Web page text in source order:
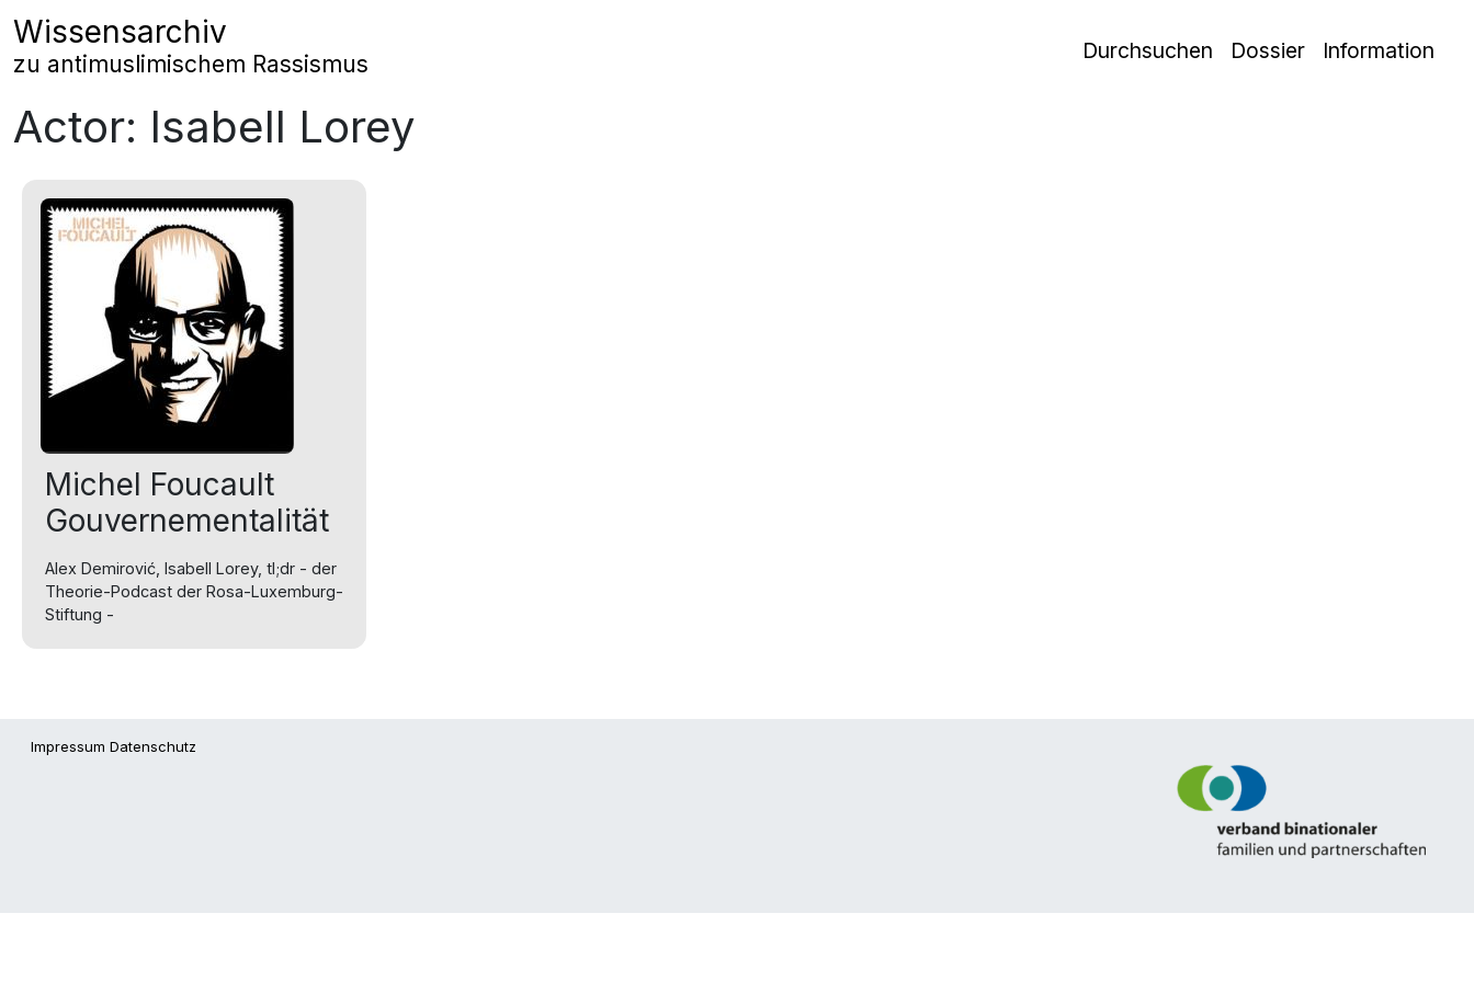
Zum Inhalt springen
Hauptnavigation
Wissensarchiv
zu antimuslimischem Rassismus Durchsuchen Dossier Information
Actor: Isabell Lorey
Michel Foucault
Gouvernementalität
Alex Demirović, Isabell Lorey, tl;dr - der
Theorie-Podcast der Rosa-Luxemburg-
Stiftung -
Impressum Datenschutz